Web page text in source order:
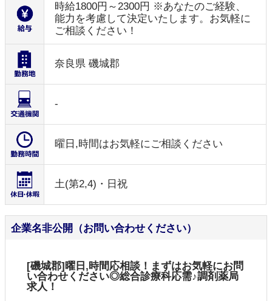
時給1800円～2300円 ※あなたのご経験、
能力を考慮して決定いたします。お気軽に
ご相談ください！
奈良県 磯城郡
-
曜日,時間はお気軽にご相談ください
土(第2,4)・日祝
企業名非公開（お問い合わせください）
[磯城郡]曜日,時間応相談！まずはお気軽にお問
い合わせください◎総合診療科応需♪調剤薬局
求人！